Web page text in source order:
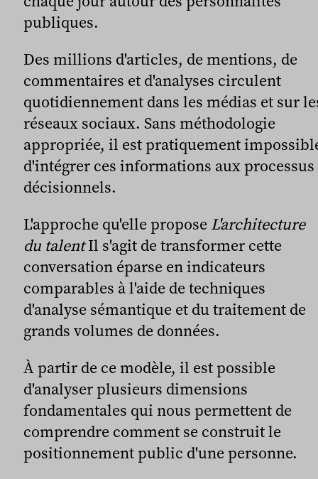
publiques.
Des millions d'articles, de mentions, de
commentaires et d'analyses circulent
quotidiennement dans les médias et sur
réseaux sociaux. Sans méthodologie
appropriée, il est pratiquement
d'intégrer ces informations aux processus
décisionnels.
L'approche qu'elle propose L'architecture
du talentIl s'agit de transformer cette
conversation éparse en indicateurs
comparables à l'aide de techniques
d'analyse sémantique et du traitement de
grands volumes de données.
À partir de ce modèle, il est possible
d'analyser plusieurs dimensions
fondamentales qui nous permettent de
comprendre comment se construit le
positionnement public d'une personne.